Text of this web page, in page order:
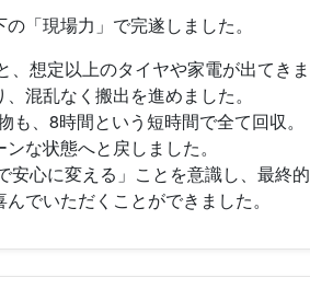
「現場力」で完遂しました。
、想定以上のタイヤや家電が出てきま
混乱なく搬出を進めました。
も、8時間という短時間で全て回収。
な状態へと戻しました。
安心に変える」ことを意識し、最終的
でいただくことができました。